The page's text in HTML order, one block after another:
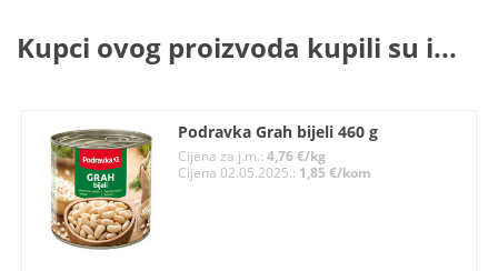
Kupci ovog proizvoda kupili su i...
Podravka Grah bijeli 460 g
Cijena za j.m.:4,76 €/kg
Cijena 02.05.2025.: 1,85 €/kom